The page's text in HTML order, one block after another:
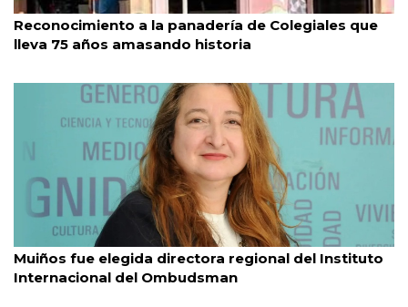
Colegiales 5/8/2026
Reconocimiento a la panadería de Colegiales que
lleva 75 años amasando historia
Muiños fue elegida directora regional del Instituto
Internacional del Ombudsman